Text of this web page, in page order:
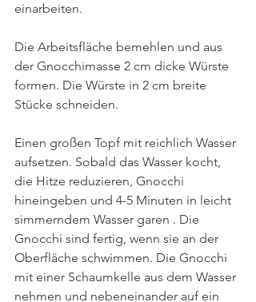
einarbeiten.
Die Arbeitsfläche bemehlen und aus
der Gnocchimasse 2 cm dicke Würste
formen. Die Würste in 2 cm breite
Stücke schneiden.
Einen großen Topf mit reichlich Wasser
aufsetzen. Sobald das Wasser kocht,
die Hitze reduzieren, Gnocchi
hineingeben und 4-5 Minuten in leicht
simmerndem Wasser garen . Die
Gnocchi sind fertig, wenn sie an der
Oberfläche schwimmen. Die Gnocchi
mit einer Schaumkelle aus dem Wasser
nehmen und nebeneinander auf ein